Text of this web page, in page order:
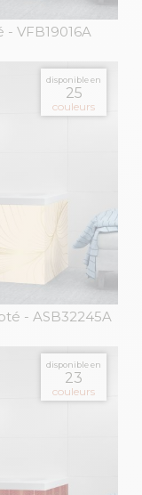
- VFB19016A
disponible en
25
couleurs
- ASB32245A
disponible en
23
couleurs